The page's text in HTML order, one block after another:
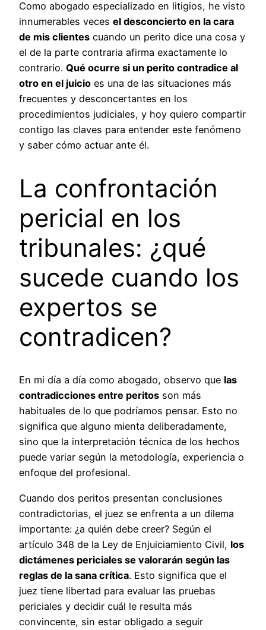
Como abogado especializado en litigios, he visto
innumerables veces el desconcierto en la cara
de mis clientes cuando un perito dice una cosa y
el de la parte contraria afirma exactamente lo
contrario. Qué ocurre si un perito contradice al
otro en el juicio es una de las situaciones más
frecuentes y desconcertantes en los
procedimientos judiciales, y hoy quiero compartir
contigo las claves para entender este fenómeno
y saber cómo actuar ante él.
La confrontación
pericial en los
tribunales: ¿qué
sucede cuando los
expertos se
contradicen?
En mi día a día como abogado, observo que las
contradicciones entre peritos son más
habituales de lo que podríamos pensar. Esto no
significa que alguno mienta deliberadamente,
sino que la interpretación técnica de los hechos
puede variar según la metodología, experiencia o
enfoque del profesional.
Cuando dos peritos presentan conclusiones
contradictorias, el juez se enfrenta a un dilema
importante: ¿a quién debe creer? Según el
artículo 348 de la Ley de Enjuiciamiento Civil, los
dictámenes periciales se valorarán según las
reglas de la sana crítica. Esto significa que el
juez tiene libertad para evaluar las pruebas
periciales y decidir cuál le resulta más
convincente, sin estar obligado a seguir